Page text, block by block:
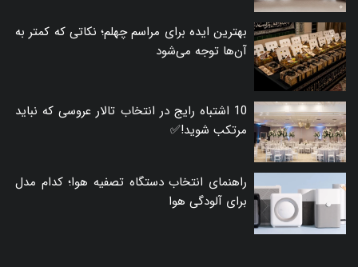
بهترین ایده برای مراسم چهلم؛ نکاتی که کمتر به
آن‌ها توجه می‌شود
10 اشتباه رایج در انتخاب تالار عروسی که نباید
مرتکب شوید!✅
راهنمای انتخاب دستگاه تصفیه هوا؛ کدام مدل
برای آلودگی هوا